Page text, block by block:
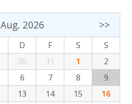
Aug. 2026 >>
D F S
S
30 31 1
2
6 7 8
9
13 14 15
16